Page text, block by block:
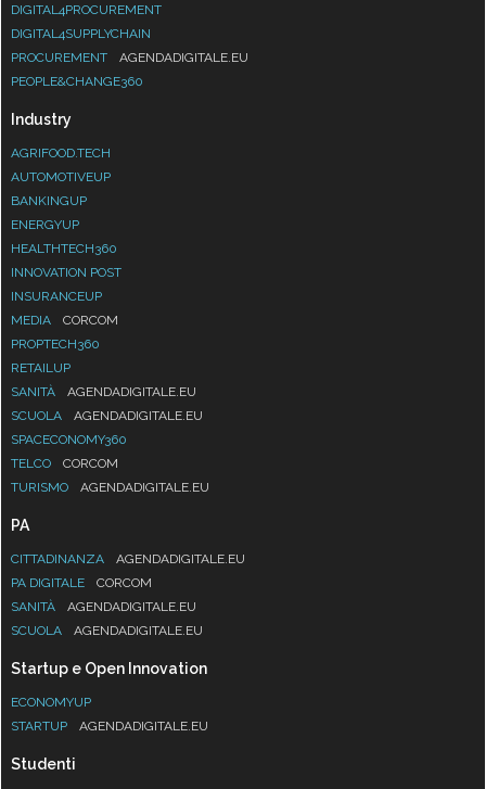
DIGITAL4PROCUREMENT
DIGITAL4SUPPLYCHAIN
PROCUREMENT
AGENDADIGITALE.EU
PEOPLE&CHANGE360
Industry
AGRIFOOD.TECH
AUTOMOTIVEUP
BANKINGUP
ENERGYUP
HEALTHTECH360
INNOVATION POST
INSURANCEUP
MEDIA
CORCOM
PROPTECH360
RETAILUP
SANITÀ
AGENDADIGITALE.EU
SCUOLA
AGENDADIGITALE.EU
SPACECONOMY360
TELCO
CORCOM
TURISMO
AGENDADIGITALE.EU
PA
CITTADINANZA
AGENDADIGITALE.EU
PA DIGITALE
CORCOM
SANITÀ
AGENDADIGITALE.EU
SCUOLA
AGENDADIGITALE.EU
Startup e Open Innovation
ECONOMYUP
STARTUP
AGENDADIGITALE.EU
Studenti